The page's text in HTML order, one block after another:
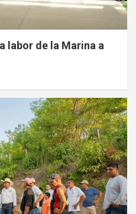
labor de la Marina a